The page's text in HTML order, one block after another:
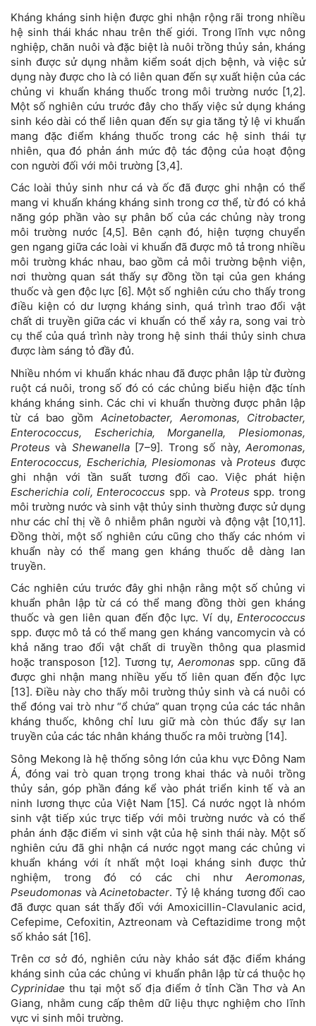
Kháng kháng sinh hiện được ghi nhận rộng rãi trong nhiều
hệ sinh thái khác nhau trên thế giới. Trong lĩnh vực nông
nghiệp, chăn nuôi và đặc biệt là nuôi trồng thủy sản, kháng
sinh được sử dụng nhằm kiểm soát dịch bệnh, và việc sử
dụng này được cho là có liên quan đến sự xuất hiện của các
chủng vi khuẩn kháng thuốc trong môi trường nước [1,2].
Một số nghiên cứu trước đây cho thấy việc sử dụng kháng
sinh kéo dài có thể liên quan đến sự gia tăng tỷ lệ vi khuẩn
mang đặc điểm kháng thuốc trong các hệ sinh thái tự
nhiên, qua đó phản ánh mức độ tác động của hoạt động
con người đối với môi trường [3,4].
Các loài thủy sinh như cá và ốc đã được ghi nhận có thể
mang vi khuẩn kháng kháng sinh trong cơ thể, từ đó có khả
năng góp phần vào sự phân bố của các chủng này trong
môi trường nước [4,5]. Bên cạnh đó, hiện tượng chuyển
gen ngang giữa các loài vi khuẩn đã được mô tả trong nhiều
môi trường khác nhau, bao gồm cả môi trường bệnh viện,
nơi thường quan sát thấy sự đồng tồn tại của gen kháng
thuốc và gen độc lực [6]. Một số nghiên cứu cho thấy trong
điều kiện có dư lượng kháng sinh, quá trình trao đổi vật
chất di truyền giữa các vi khuẩn có thể xảy ra, song vai trò
cụ thể của quá trình này trong hệ sinh thái thủy sinh chưa
được làm sáng tỏ đầy đủ.
Nhiều nhóm vi khuẩn khác nhau đã được phân lập từ đường
ruột cá nuôi, trong số đó có các chủng biểu hiện đặc tính
kháng kháng sinh. Các chi vi khuẩn thường được phân lập
từ cá bao gồm Acinetobacter, Aeromonas, Citrobacter,
Enterococcus, Escherichia, Morganella, Plesiomonas,
Proteus và Shewanella[7–9]. Trong số này,Aeromonas,
Enterococcus, Escherichia, Plesiomonas vàProteus được
ghi nhận với tần suất tương đối cao. Việc phát hiện
Escherichia coli, Enterococcus spp. và Proteus spp. trong
môi trường nước và sinh vật thủy sinh thường được sử dụng
như các chỉ thị về ô nhiễm phân người và động vật [10,11].
Đồng thời, một số nghiên cứu cũng cho thấy các nhóm vi
khuẩn này có thể mang gen kháng thuốc dễ dàng lan
truyền.
Các nghiên cứu trước đây ghi nhận rằng một số chủng vi
khuẩn phân lập từ cá có thể mang đồng thời gen kháng
thuốc và gen liên quan đến độc lực. Ví dụ, Enterococcus
spp. được mô tả có thể mang gen kháng vancomycin và có
khả năng trao đổi vật chất di truyền thông qua plasmid
hoặc transposon [12]. Tương tự, Aeromonas spp. cũng đã
được ghi nhận mang nhiều yếu tố liên quan đến độc lực
[13]. Điều này cho thấy môi trường thủy sinh và cá nuôi có
thể đóng vai trò như “ổ chứa” quan trọng của các tác nhân
kháng thuốc, không chỉ lưu giữ mà còn thúc đẩy sự lan
truyền của các tác nhân kháng thuốc ra môi trường [14].
Sông Mekong là hệ thống sông lớn của khu vực Đông Nam
Á, đóng vai trò quan trọng trong khai thác và nuôi trồng
thủy sản, góp phần đáng kể vào phát triển kinh tế và an
ninh lương thực của Việt Nam [15]. Cá nước ngọt là nhóm
sinh vật tiếp xúc trực tiếp với môi trường nước và có thể
phản ánh đặc điểm vi sinh vật của hệ sinh thái này. Một số
nghiên cứu đã ghi nhận cá nước ngọt mang các chủng vi
khuẩn kháng với ít nhất một loại kháng sinh được thử
nghiệm, trong đó có các chi như Aeromonas,
Pseudomonas vàAcinetobacter. Tỷ lệ kháng tương đối cao
đã được quan sát thấy đối với Amoxicillin-Clavulanic acid,
Cefepime, Cefoxitin, Aztreonam và Ceftazidime trong một
số khảo sát [16].
Trên cơ sở đó, nghiên cứu này khảo sát đặc điểm kháng
kháng sinh của các chủng vi khuẩn phân lập từ cá thuộc họ
Cyprinidae thu tại một số địa điểm ở tỉnh Cần Thơ và An
Giang, nhằm cung cấp thêm dữ liệu thực nghiệm cho lĩnh
vực vi sinh môi trường.